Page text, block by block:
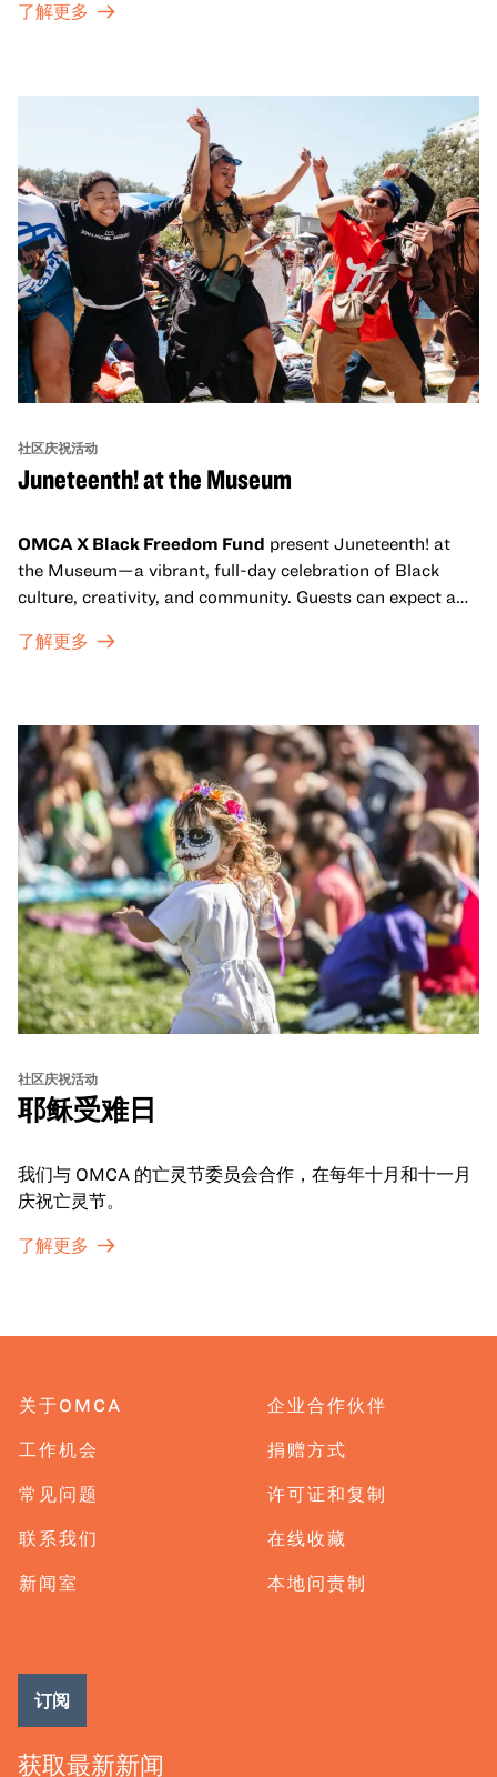
通过亲身参与和虚拟的治疗圈来相互支持。
了解更多
社区庆祝活动
Juneteenth! at the Museum
OMCA X Black Freedom Fund present Juneteenth! at
the Museum—a vibrant, full-day celebration of Black
culture, creativity, and community. Guests can expect a
sets from boundary-pushing artists, delicious offerings
move, make, and connect in celebration of Black culture.
了解更多
社区庆祝活动
耶稣受难日
我们与 OMCA 的亡灵节委员会合作，在每年十月和十一月
庆祝亡灵节。
了解更多
关于OMCA
工作机会
常见问题
联系我们
新闻室
企业合作伙伴
捐赠方式
许可证和复制
在线收藏
本地问责制
获取最新新闻
订阅